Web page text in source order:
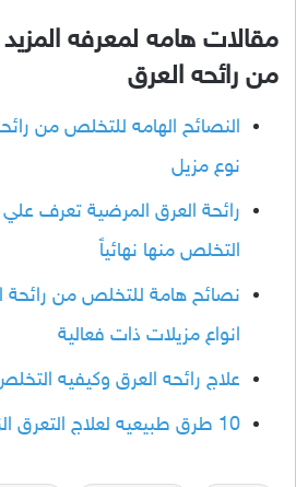
مقالات هامه لمعرفه
من رائحه العرق
النصائح الهامه للتخلص من
نوع مزيل
رائحة العرق المرضية تعرف علي
التخلص منها نهائياً
نصائح هامة للتخلص من رائحة
انواع مزيلات ذات فعالية
علاج رائحه العرق وكيفيه
10 طرق طبيعيه لعلاج التعرق الزائد